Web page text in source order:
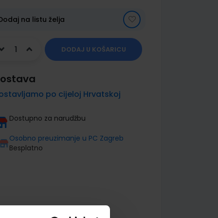
na listu želja
DODAJ U KOŠARICU
po cijeloj Hrvatskoj
Dostupno za narudžbu
Osobno preuzimanje u PC Zagreb
Besplatno